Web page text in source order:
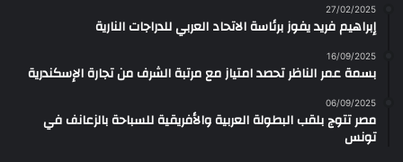
27/02/2025
إبراهيم فريد يفوز برئاسة الاتحاد العربي للدراجات النارية
16/09/2025
بسمة عمر الناظر تحصد امتياز مع مرتبة الشرف من تجارة الإسكندرية
06/09/2025
مصر تتوج بلقب البطولة العربية والأفريقية للسباحة بالزعانف في
تونس